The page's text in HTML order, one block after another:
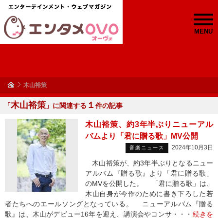
MENU
木山裕策
「木山裕策 」に関連する １ 件の記事
木山裕策、約3年半ぶりニューアル
バムより「君に贈る歌」MV公開
音楽ニュース 2024年10月3日
木山裕策が、約3年半ぶりとなるニュー
アルバム『贈る歌』より「君に贈る歌」
のMVを公開した。 「君に贈る歌」は、
木山自身が今作のために書き下ろした若
者たちへのエールソングとなっている。 ニューアルバム『贈る
歌』は、木山がデビュー16年を迎え、講演会やコンサ・・・ 続きを